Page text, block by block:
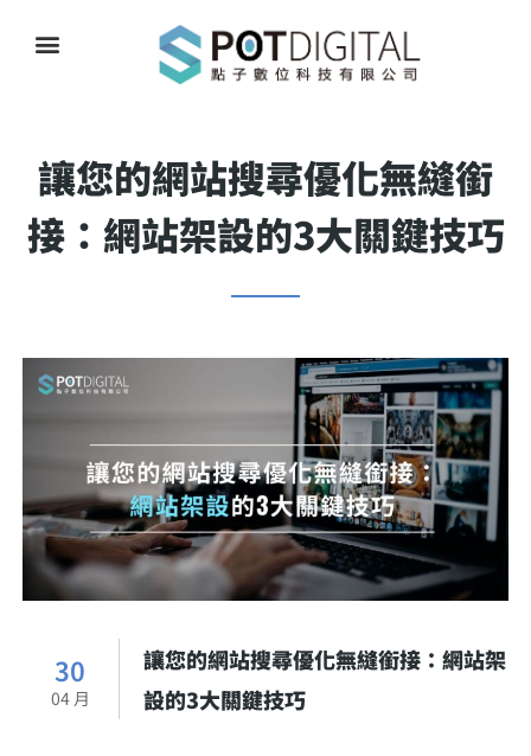
讓您的網站搜尋優化無縫銜
接：網站架設的3大關鍵技巧
30
04 月
讓您的網站搜尋優化無縫銜接：網站架
設的3大關鍵技巧